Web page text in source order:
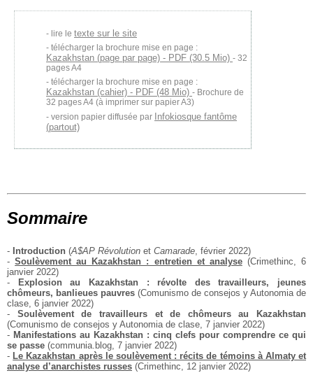
lire le texte sur le site
télécharger la brochure mise en page :
Kazakhstan (page par page) - PDF (30.5 Mio) - 32
pages A4
télécharger la brochure mise en page :
Kazakhstan (cahier) - PDF (48 Mio) - Brochure de
32 pages A4 (à imprimer sur papier A3)
version papier diffusée par Infokiosque fantôme
(partout)
Sommaire
- Introduction (A$AP Révolution et Camarade , février 2022)
-Soulèvement au Kazakhstan : entretien et analyse(Crimethinc, 6
janvier 2022)
-
Explosion au Kazakhstan : révolte des travailleurs, jeunes
chômeurs, banlieues pauvres (Comunismo de consejos y Autonomia de
clase, 6 janvier 2022)
- Soulèvement de travailleurs et de chômeurs au Kazakhstan
(Comunismo de consejos y Autonomia de clase, 7 janvier 2022)
- Manifestations au Kazakhstan : cinq clefs pour comprendre ce qui
se passe (communia.blog, 7 janvier 2022)
- Le Kazakhstan après le soulèvement : récits de témoins à Almaty et
analyse d’anarchistes russes (Crimethinc, 12 janvier 2022)